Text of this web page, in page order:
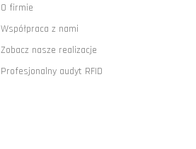
O firmie
Współpraca z nami
Zobacz nasze realizacje
Profesjonalny audyt RFID